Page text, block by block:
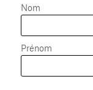
Nom
Prénom